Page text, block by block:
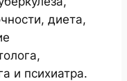
диета,
и психиатра.